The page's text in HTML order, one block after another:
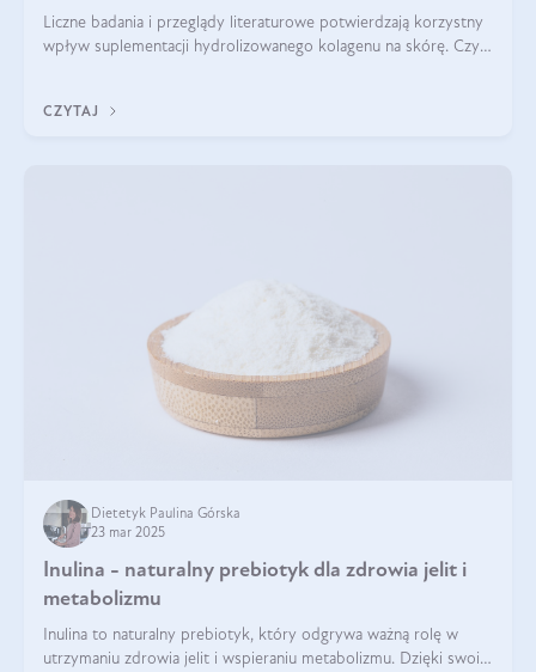
Liczne badania i przeglądy literaturowe potwierdzają korzystny
wpływ suplementacji hydrolizowanego kolagenu na skórę. Czy
CZYTAJ
Dietetyk Paulina Górska
23 mar 2025
Inulina - naturalny prebiotyk dla zdrowia jelit i
metabolizmu
Inulina to naturalny prebiotyk, który odgrywa ważną rolę w
utrzymaniu zdrowia jelit i wspieraniu metabolizmu. Dzięki swoim